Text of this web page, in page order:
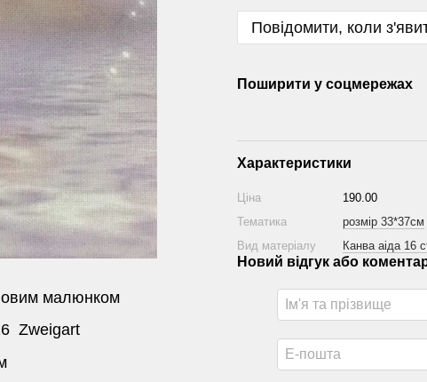
малюнком
Zweigart
Повідомити, коли
Поширити у соцмережах
Характеристики
Ціна
190.00
Тематика
розмір 33*37см
Вид матеріалу
Канва аіда 16
Новий відгук або